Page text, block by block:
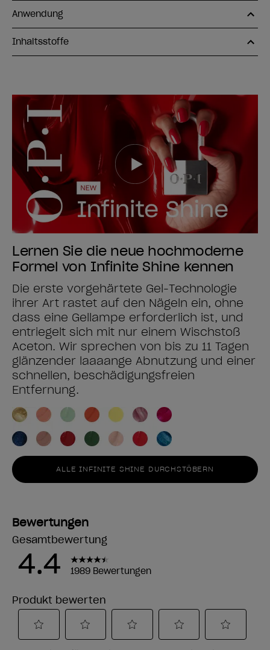
Anwendung
Inhaltsstoffe
Lernen Sie die neue hochmoderne
Formel von Infinite Shine kennen
Die erste vorgehärtete Gel-Technologie
ihrer Art rastet auf den Nägeln ein, ohne
dass eine Gellampe erforderlich ist, und
entriegelt sich mit nur einem Wischstoß
Aceton. Wir sprechen von bis zu 11 Tagen
glänzender laaaange Abnutzung und einer
schnellen, beschädigungsfreien
Entfernung.
ALLE INFINITE SHINE DURCHSTÖBERN